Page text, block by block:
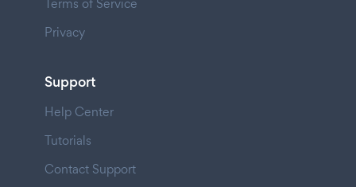
Terms of Service
Privacy
Support
Help Center
Tutorials
Contact Support